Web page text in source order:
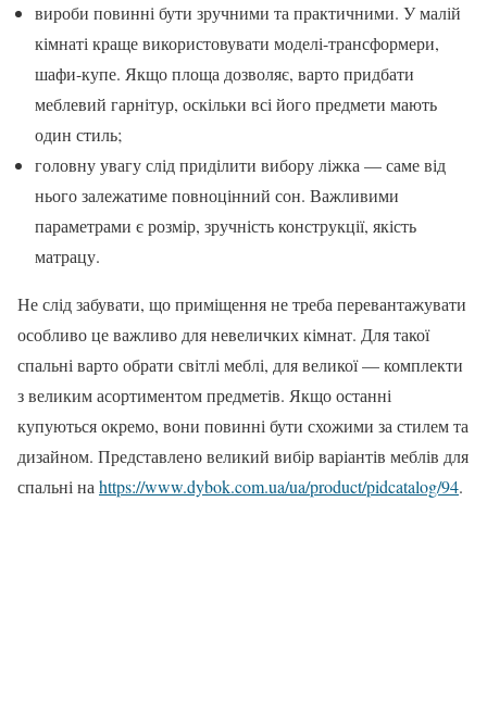
вироби повинні бути зручними та практичними. У малій
кімнаті краще використовувати моделі-трансформери,
шафи-купе. Якщо площа дозволяє, варто придбати
меблевий гарнітур, оскільки всі його предмети мають
один стиль;
головну увагу слід приділити вибору ліжка — саме від
нього залежатиме повноцінний сон. Важливими
параметрами є розмір, зручність конструкції, якість
матрацу.
Не слід забувати, що приміщення не треба перевантажувати
особливо це важливо для невеличких кімнат. Для такої
спальні варто обрати світлі меблі, для великої — комплекти
з великим асортиментом предметів. Якщо останні
купуються окремо, вони повинні бути схожими за стилем та
дизайном. Представлено великий вибір варіантів меблів для
спальні наhttps://www.dybok.com.ua/ua/product/pidcatalog/94.